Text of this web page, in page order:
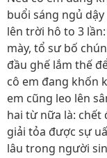
buổi sáng ngủ
lên trời hô to 3
mày, tổ sư bố
đầu ghế lắm thế
cô em đang khốn
em cũng leo lên
hai từ nữa là: chết
giải tỏa được sự
lâu trong người